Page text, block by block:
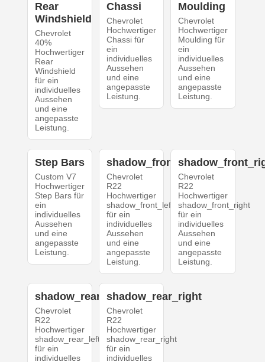
Rear
Windshield
Chevrolet
40%
Hochwertiger
Rear
Windshield
für ein
individuelles
Aussehen
und eine
angepasste
Leistung.
Chassi
Chevrolet
Hochwertiger
Chassi für
ein
individuelles
Aussehen
und eine
angepasste
Leistung.
Moulding
Chevrolet
Hochwertiger
Moulding für
ein
individuelles
Aussehen
und eine
angepasste
Leistung.
Step Bars
Custom V7
Hochwertiger
Step Bars für
ein
individuelles
Aussehen
und eine
angepasste
Leistung.
shadow_front_left
Chevrolet
R22
Hochwertiger
shadow_front_left
für ein
individuelles
Aussehen
und eine
angepasste
Leistung.
Chevrolet
R22
Hochwertiger
shadow_front_right
für ein
individuelles
Aussehen
und eine
angepasste
Leistung.
shadow_rear_left
Chevrolet
R22
Hochwertiger
shadow_rear_left
für ein
individuelles
shadow_rear_right
Chevrolet
R22
Hochwertiger
shadow_rear_right
für ein
individuelles